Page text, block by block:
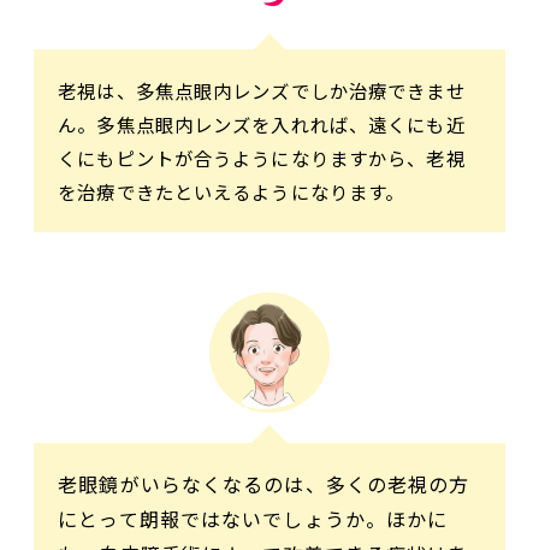
老視は、多焦点眼内レンズでしか治療できませ
ん。多焦点眼内レンズを入れれば、遠くにも近
くにもピントが合うようになりますから、老視
を治療できたといえるようになります。
老眼鏡がいらなくなるのは、多くの老視の方
にとって朗報ではないでしょうか。ほかに